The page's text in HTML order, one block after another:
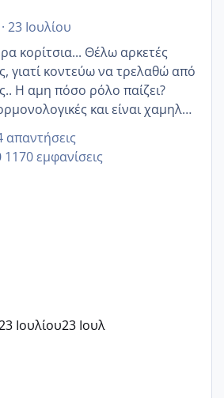
23 Ιουλίου
κορίτσια... Θέλω αρκετές
από
Η αμη πόσο ρόλο παίζει?
και είναι χαμηλή
ηλικία μου.. Είχα ήδη μια
που έπρεπε να τερματιστεί
εβδομάδα και προσπαθώ 7
απαντήσεις
1170 εμφανίσεις
Ιουλίου23 Ιουλ